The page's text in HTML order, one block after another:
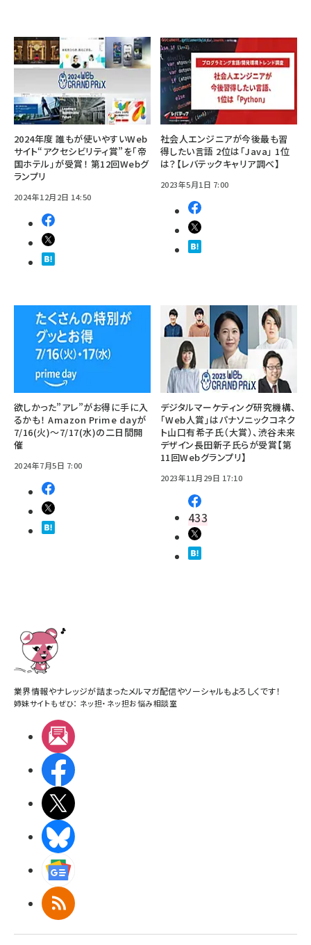
2024年度 誰もが使いやすいWeb
サイト“アクセシビリティ賞”を「帝
国ホテル」が受賞！ 第12回Webグ
ランプリ
2024年12月2日 14:50
社会人エンジニアが今後最も習
得したい言語 2位は「Java」 1位
は？【レバテックキャリア調べ】
2023年5月1日 7:00
欲しかった”アレ”がお得に手に入
るかも！ Amazon Prime dayが
7/16(火)～7/17(水)の二日間開
催
2024年7月5日 7:00
デジタルマーケティング研究機構、
「Web人賞」はパナソニックコネク
ト山口有希子氏（大賞）、渋谷未来
デザイン長田新子氏らが受賞【第
11回Webグランプリ】
2023年11月29日 17:10
433
業界情報やナレッジが詰まったメルマガ配信やソーシャルもよろしくです！
姉妹サイトもぜひ： ネッ担・ ネッ担お悩み相談室
RSS